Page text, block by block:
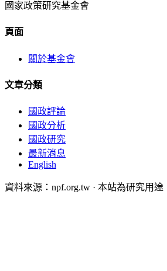
國家政策研究基金會
頁面
關於基金會
文章分類
國政評論
國政分析
國政研究
最新消息
English
資料來源：npf.org.tw · 本站為研究用途